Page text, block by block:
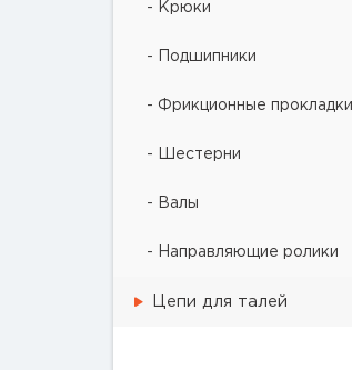
- Крюки
- Подшипники
- Фрикционные прокладки
- Шестерни
- Валы
- Направляющие ролики
Цепи для талей